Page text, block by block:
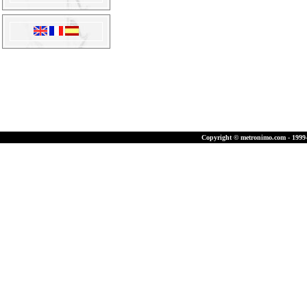
Copyright © metronimo.com -